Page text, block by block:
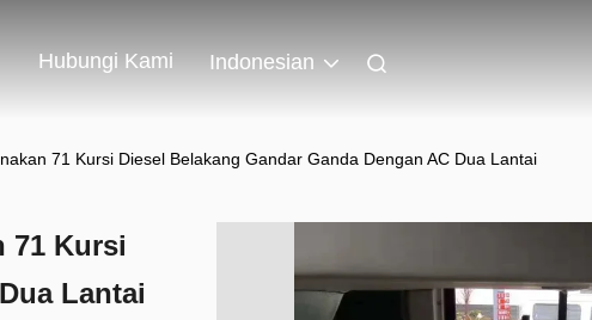
Hubungi Kami Indonesian
71 Kursi Diesel Belakang Gandar Ganda Dengan AC Dua Lantai
71 Kursi
Lantai